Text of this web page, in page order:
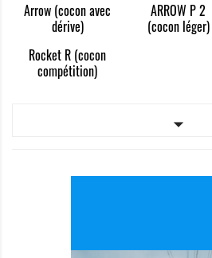
Arrow (cocon avec
dérive)
ARROW P 2
(cocon léger)
Rocket R (cocon
compétition)
